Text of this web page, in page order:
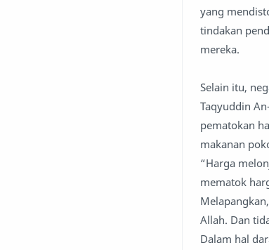
yang
tindakan
mereka.
Selain itu,
Taqyuddin
pematokan
makanan
“Harga
mematok
Allah. Dan
Dalam hal